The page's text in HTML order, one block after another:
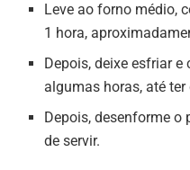
Leve ao forno médio,
1 hora,
Depois, deixe esfriar
algumas horas, até ter
Depois, desenforme o
de servir.